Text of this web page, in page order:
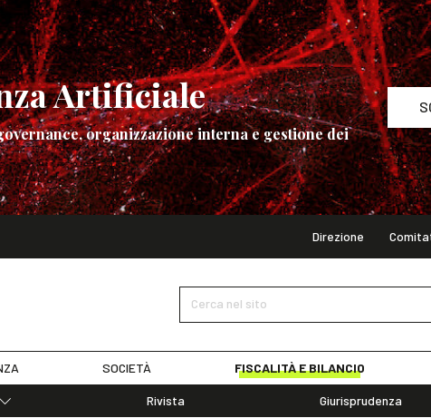
Artificiale
organizzazione interna e gestione dei
Direzione
Cerca nel sito
SOCIETÀ FISCALITÀ E BILANCIO
Rivista Giurisprudenza